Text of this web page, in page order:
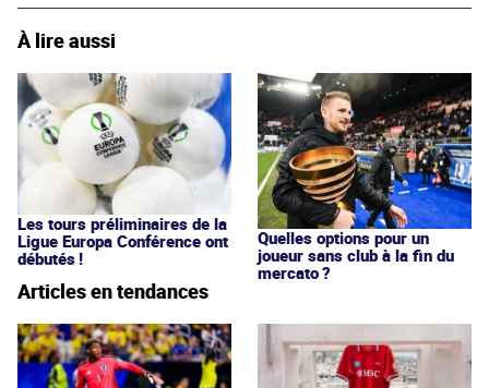
À lire aussi
Les tours préliminaires de la
Ligue Europa Conférence ont
débutés !
Quelles options pour un
joueur sans club à la fin du
mercato ?
Articles en tendances